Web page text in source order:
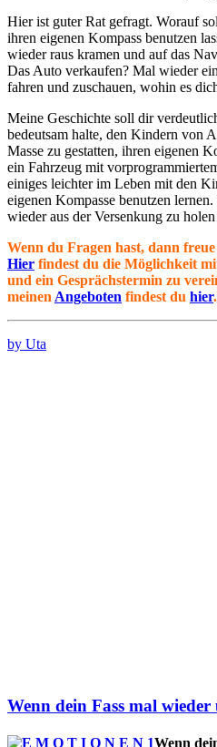
Hier ist guter Rat gefragt. Worauf
ihren eigenen Kompass benutzen
wieder raus kramen und auf das
Das Auto verkaufen? Mal wieder
fahren und zuschauen, wohin es
Meine Geschichte soll dir
bedeutsam halte, den Kindern von
Masse zu gestatten, ihren eigenen
ein Fahrzeug mit
einiges leichter im Leben mit den
eigenen Kompasse benutzen
wieder aus der Versenkung zu
Wenn du Fragen hast, dann
Hier findest du die Möglichkeit
und ein Gesprächstermin zu
meinenAngeboten findest du hier.
by Uta
Wenn dein Fass mal
Wenn